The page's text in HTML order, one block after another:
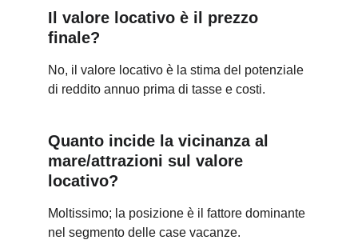
Il valore locativo è il prezzo
finale?
No, il valore locativo è la stima del potenziale
di reddito annuo prima di tasse e costi.
Quanto incide la vicinanza al
mare/attrazioni sul valore
locativo?
Moltissimo; la posizione è il fattore dominante
nel segmento delle case vacanze.